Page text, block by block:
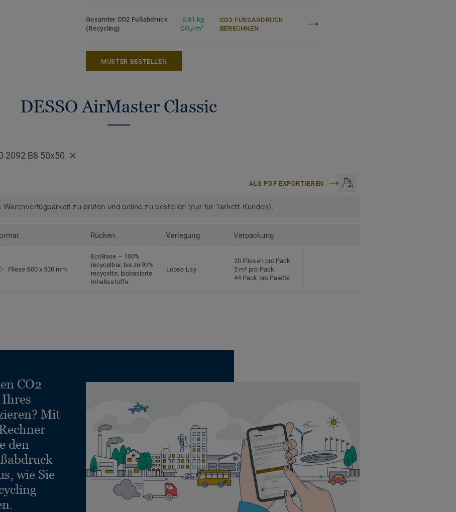
Mehr über DESSO Teppichfliesen erfahren:
Teppichfliesen
mit DESSO AirMaster® im Vergleich zu einem glatten
Standardboden und zu einem strukturierten Standard-
Gesamter CO2 Fußabdruck
(Recycling)
0.81 kg
CO2/m2
CO2 FUSSABDRUCK B
ERECHNEN
MUSTER BESTELLEN
DESSO AirMaster Classic
2092 B8 50x50
ALS PDF EXPORTIEREN
Warenverfügbarkeit zu prüfen und online zu bestellen (nur für Tarkett-Kunden).
Rücken Verlegung Verpackung
Fliese 500 x 500 mm
EcoBase – 100%
recycelbar, bis zu 91%
recycelte, biobasierte
Inhaltsstoffe
Loose-Lay
20 Fliesen pro Pack
5 m² pro Pack
44 Pack pro Palette
CO2
Mit
den
wie Sie